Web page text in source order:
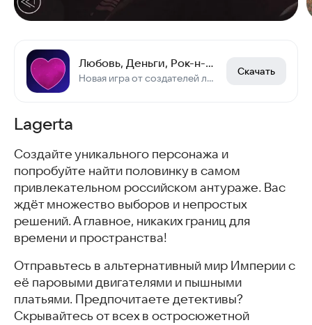
Любовь, Деньги, Рок-н-Ролл
Новая игра от создателей легендарной новеллы «Бесконечное Лето»!
Скачать
Lagerta
Создайте уникального персонажа и
попробуйте найти половинку в самом
привлекательном российском антураже. Вас
ждёт множество выборов и непростых
решений. А главное, никаких границ для
времени и пространства!
Отправьтесь в альтернативный мир Империи с
её паровыми двигателями и пышными
платьями. Предпочитаете детективы?
Скрывайтесь от всех в остросюжетной